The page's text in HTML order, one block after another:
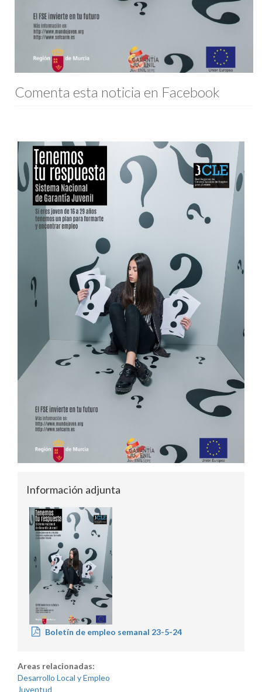
Comenta esta noticia en Facebook
Información adjunta
Boletín de empleo semanal 23-5-24
Areas relacionadas:
Desarrollo Local y Empleo
Juventud